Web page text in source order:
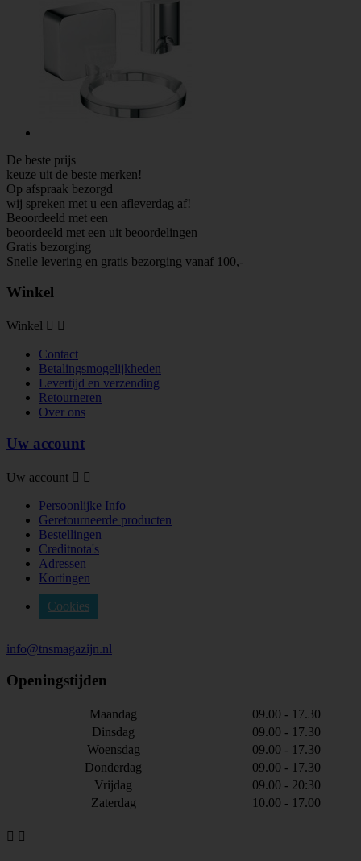
De beste prijs
keuze uit de beste merken!
Op afspraak bezorgd
wij spreken met u een afleverdag af!
Beoordeeld met een
beoordeeld met een uit beoordelingen
Gratis bezorging
Snelle levering en gratis bezorging vanaf 100,-
Winkel
Winkel  
Contact
Betalingsmogelijkheden
Levertijd en verzending
Retourneren
Over ons
Uw account
Uw account  
Persoonlijke Info
Geretourneerde producten
Bestellingen
Creditnota's
Adressen
Kortingen
Cookies
info@tnsmagazijn.nl
Openingstijden
Maandag
09.00 - 17.30
Dinsdag
09.00 - 17.30
Woensdag
09.00 - 17.30
Donderdag
09.00 - 17.30
Vrijdag
09.00 - 20:30
Zaterdag
10.00 - 17.00
 